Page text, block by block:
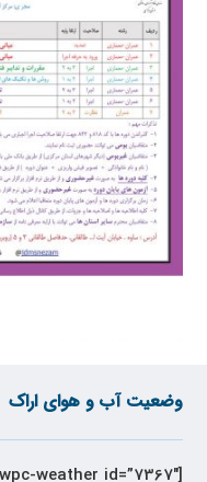
وضعیت آب و هوای اراک
[wpc-weather id=”7367″/]